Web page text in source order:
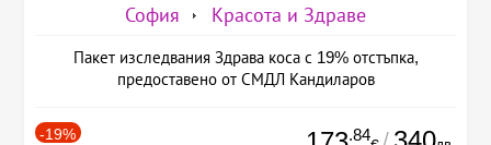
София Красота и Здраве
Пакет изследвания Здрава коса с 19% отстъпка,
предоставено от СМДЛ Кандиларов
-19% .84 /